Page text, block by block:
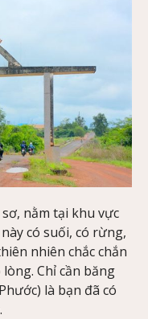
nằm tại khu vực
có suối, có rừng,
nhiên chắc chắn
Chỉ cần băng
là bạn đã có